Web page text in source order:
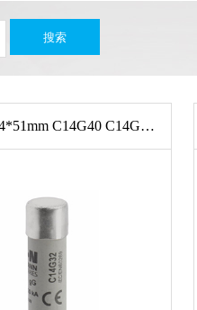
搜索
IEC标准14*51mm C14G40 C14G4 C14G12 C14G16 C14G2 C14G20 C14G50 C14G6 C14G1 C14G10 C14G25 C14G32 C14G8